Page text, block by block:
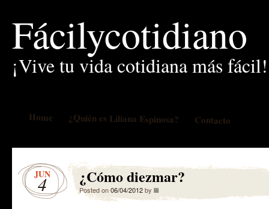
Fácilycotidiano
¡Vive tu vida cotidiana más fácil!
Home ¿Quién es Liliana Espinosa? Contacto
JUN
4 ¿Cómo diezmar?
Posted on06/04/2012by lili